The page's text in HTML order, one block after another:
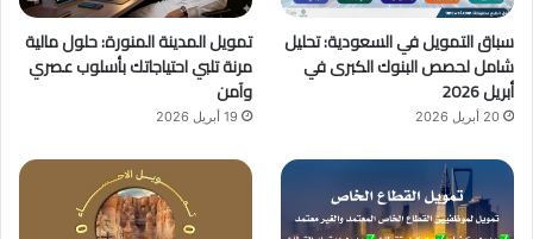
b
e
ا
م
سباق التمويل في السعودية: تحليل
شامل لحصص البنوك الكبرى في
أبريل 2026
20 أبريل 2026
تمويل المدينة المنورة: حلول مالية
مرنة تلبي احتياجاتك بأسلوب عصري
وآمن
19 أبريل 2026